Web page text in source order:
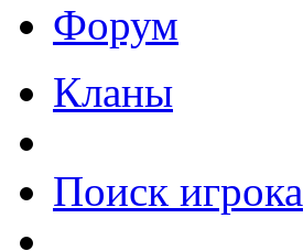
Форум
Кланы
Поиск игрока